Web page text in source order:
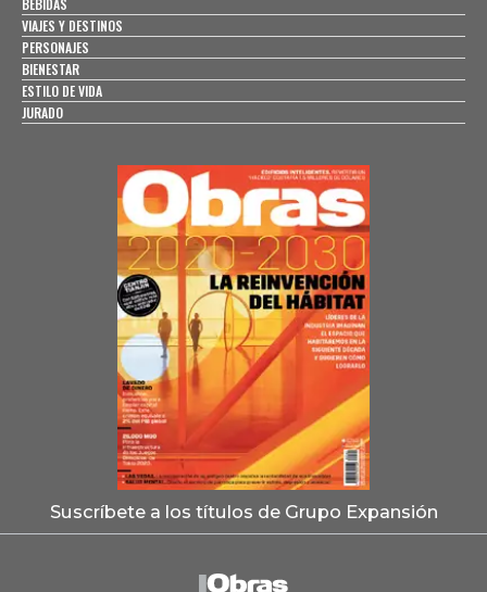
VIAJES Y DESTINOS
PERSONAJES
BIENESTAR
ESTILO DE VIDA
JURADO
Suscríbete a los títulos de Grupo Expansión